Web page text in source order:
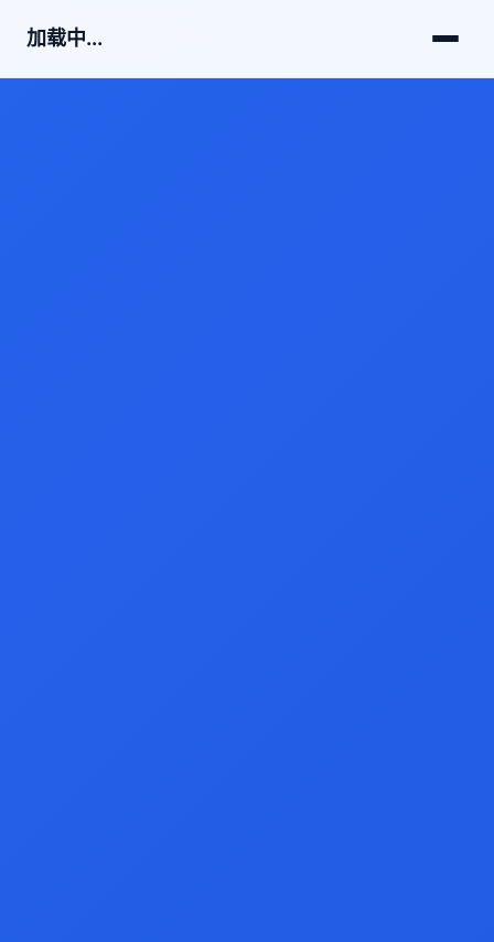
加载中...